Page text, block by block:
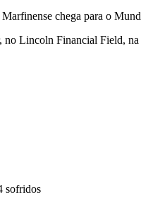
chega para o
Lincoln Financial Field,
sofridos